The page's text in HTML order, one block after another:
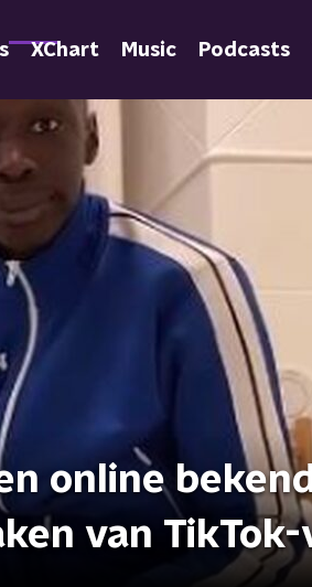
XChart Music Podcasts
online
van TikTok-